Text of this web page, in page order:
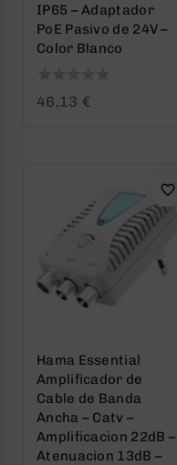
IP65 – Adaptador
PoE Pasivo de 24V –
Color Blanco
0
46,13 €
Hama Essential
Amplificador de
Cable de Banda
Ancha – Catv –
Amplificacion 22dB –
Atenuacion 13dB –